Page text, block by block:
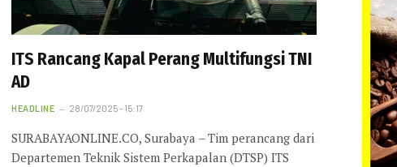
ITS Rancang Kapal Perang Multifungsi TNI
AD
HEADLINE 28/07/2025 - 15:17
SURABAYAONLINE.CO, Surabaya – Tim perancang dari
Departemen Teknik Sistem Perkapalan (DTSP) ITS